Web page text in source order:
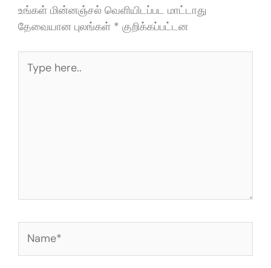
உங்கள் மின்னஞ்சல் வெளியிடப்பட மாட்டாது
தேவையான புலங்கள் * குறிக்கப்பட்டன
here..